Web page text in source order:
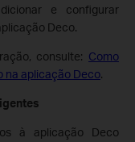
e configurar
Deco.
consulte: Como
na aplicação Deco.
à aplicação Deco